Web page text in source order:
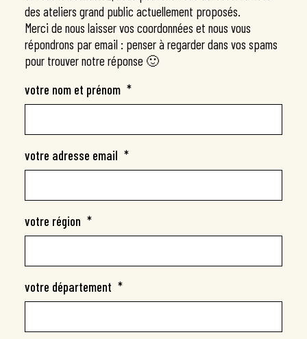
Webinaire : l’adaptation grandeur nature
Nous contacter
Organiser une conférence Déclic’Adaptation
Organiser un atelier Mobilisation
Participer à un atelier grand public
Devenir animateur.trice
des ateliers grand public actuellement proposés.
Merci de nous laisser vos coordonnées et nous vous
répondrons par email : penser à regarder dans vos spams
pour trouver notre réponse 🙂
votre nom et prénom *
votre adresse email *
votre région *
votre département *